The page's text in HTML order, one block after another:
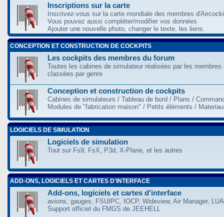
Inscriptions sur la carte
Inscrivez-vous sur la carte mondiale des membres
Vous pouvez aussi compléter/modifier vos données
Ajouter une nouvelle photo, changer le texte, les liens.
CONCEPTION ET CONSTRUCTION DE COCKPITS
Les cockpits des membres du forum
Toutes les cabines de simulateur réalisées par les membres
classées par genre
Conception et construction de cockpits
Cabines de simulateurs / Tableau de bord / Plans /
Modules de "fabrication maison" / Petits éléments /
LOGICIELS DE SIMULATION
Logiciels de simulation
Tout sur Fs9, FsX, P3d, X-Plane, et les autres
ADD-ONS, LOGICIELS ET CARTES D'INTERFACE
Add-ons, logiciels et cartes d'interface
avions, gauges, FSUIPC, IOCP, Wideview, Air Manager,
Support officiel du FMGS de JEEHELL